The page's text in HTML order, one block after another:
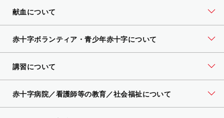
献血について
赤十字ボランティア・青少年赤十字について
講習について
赤十字病院／看護師等の教育／社会福祉について